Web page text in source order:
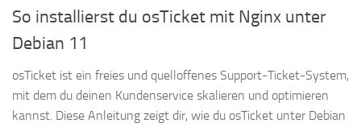
So installierst du osTicket mit Nginx unter
Debian 11
osTicket ist ein freies und quelloffenes Support-Ticket-System,
mit dem du deinen Kundenservice skalieren und optimieren
kannst. Diese Anleitung zeigt dir, wie du osTicket unter Debian